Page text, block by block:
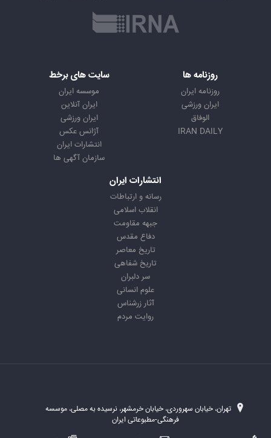
روزنامه ها
روزنامه ایران
ایران ورزشی
الوفاق
IRAN DAILY
سایت های برخط
موسسه ایران
ایران آنلاین
ایران ورزشی
آژانس عکس
انتشارات ایران
سازمان آگهی ها
انتشارات ایران
رسانه و ارتباطات
انقلاب اسلامی
جبهه مقاومت
دفاع مقدس
تاریخ معاصر
تاریخ شفاهی
سر دلبران
علوم انسانی
آثار زرشناس
روایت مردم
تهران، خیابان سهروردی، خیابان خرمشهر، نرسیده به مصلی، موسسه
فرهنگی-مطبوعاتی ایران